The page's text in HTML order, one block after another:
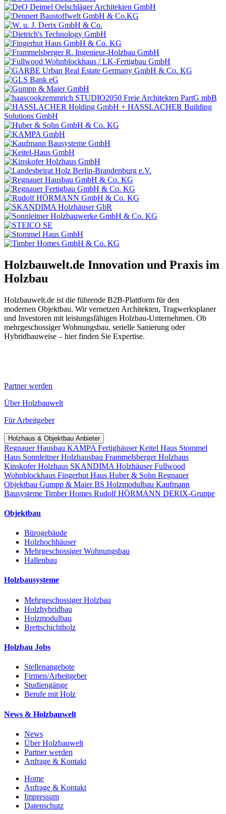
Holzbauwelt.de Innovation und Praxis im
Holzbau
Holzbauwelt.de ist die führende B2B-Plattform für den
modernen Objektbau. Wir vernetzen Architekten, Tragwerksplaner
und Investoren mit leistungsfähigen Holzbau-Unternehmen. Ob
mehrgeschossiger Wohnungsbau, serielle Sanierung oder
Hybridbauweise – hier finden Sie Expertise.
Partner werden
Über Holzbauwelt
Für Arbeitgeber
Holzhaus & Objektbau Anbieter
Regnauer Hausbau KAMPA FertighäuserKeitel Haus Stommel
Haus Sonnleitner Holzhausbau Frammelsberger Holzhaus
Kinskofer Holzhaus SKANDIMA HolzhäuserFullwood
Wohnblockhaus Fingerhut Haus Huber & Sohn Regnauer
Objektbau Gumpp & MaierBS Holzmodulbau Kaufmann
Bausysteme Timber Homes Rudolf HÖRMANN DERIX-Gruppe
Objektbau
Bürogebäude
Holzhochhäuser
Mehrgeschossiger Wohnungsbau
Hallenbau
Holzbausysteme
Mehrgeschossiger Holzbau
Holzhybridbau
Holzmodulbau
Brettschichtholz
Holzbau Jobs
Stellenangebote
Firmen/Arbeitgeber
Studiengänge
Berufe mit Holz
News & Holzbauwelt
News
Über Holzbauwelt
Partner werden
Anfrage & Kontakt
Home
Anfrage & Kontakt
Impressum
Datenschutz